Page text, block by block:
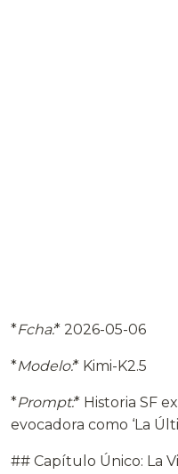
*Fcha:* 2026-05-06
*Modelo:* Kimi-K2.5
*Prompt:* Historia SF
evocadora como ‘La
## Capítulo Único: La